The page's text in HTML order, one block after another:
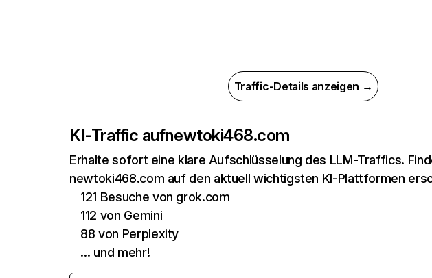
Traffic-Details anzeigen →
KI-Traffic aufnewtoki468.com
Erhalte sofort eine klare Aufschlüsselung des LLM-Traffics.
newtoki468.com auf den aktuell wichtigsten KI-Plattformen
121 Besuche von grok.com
112 von Gemini
88 von Perplexity
… und mehr!